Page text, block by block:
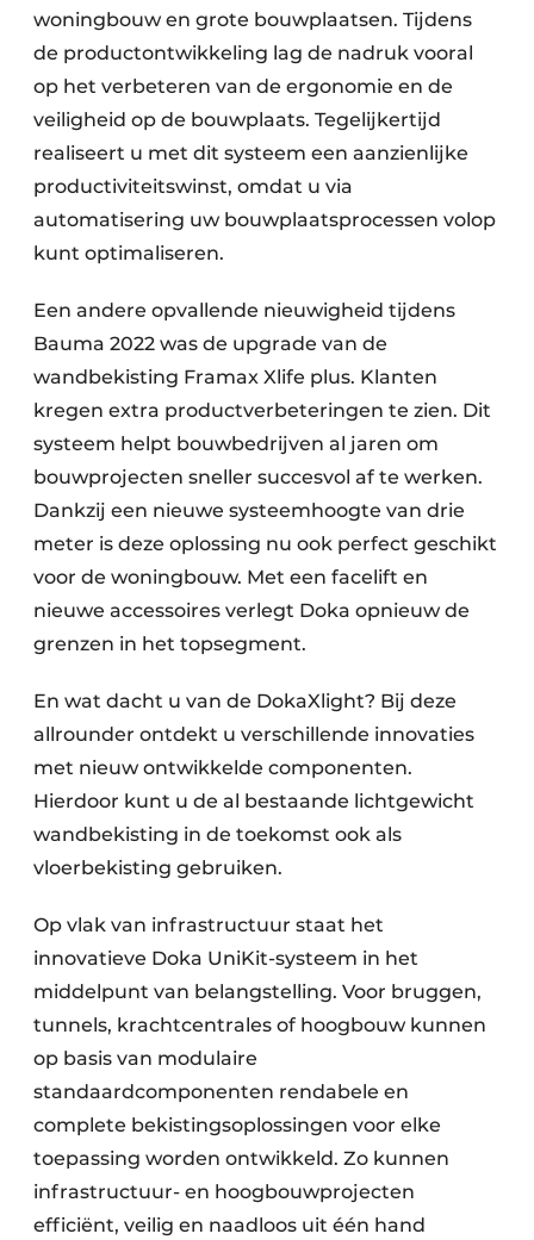
woningbouw en grote bouwplaatsen. Tijdens
de productontwikkeling lag de nadruk vooral
op het verbeteren van de ergonomie en de
veiligheid op de bouwplaats. Tegelijkertijd
realiseert u met dit systeem een aanzienlijke
productiviteitswinst, omdat u via
automatisering uw bouwplaatsprocessen volop
kunt optimaliseren.
Een andere opvallende nieuwigheid tijdens
Bauma 2022 was de upgrade van de
wandbekisting Framax Xlife plus. Klanten
kregen extra productverbeteringen te zien. Dit
systeem helpt bouwbedrijven al jaren om
bouwprojecten sneller succesvol af te werken.
Dankzij een nieuwe systeemhoogte van drie
meter is deze oplossing nu ook perfect geschikt
voor de woningbouw. Met een facelift en
nieuwe accessoires verlegt Doka opnieuw de
grenzen in het topsegment.
En wat dacht u van de DokaXlight? Bij deze
allrounder ontdekt u verschillende innovaties
met nieuw ontwikkelde componenten.
Hierdoor kunt u de al bestaande lichtgewicht
wandbekisting in de toekomst ook als
vloerbekisting gebruiken.
Op vlak van infrastructuur staat het
innovatieve Doka UniKit-systeem in het
middelpunt van belangstelling. Voor bruggen,
tunnels, krachtcentrales of hoogbouw kunnen
op basis van modulaire
standaardcomponenten rendabele en
complete bekistingsoplossingen voor elke
toepassing worden ontwikkeld. Zo kunnen
infrastructuur- en hoogbouwprojecten
efficiënt, veilig en naadloos uit één hand